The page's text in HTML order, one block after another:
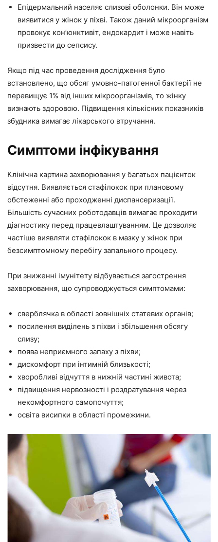
Епідермальний населяє слизові оболонки. Він може
виявитися у жінок у піхві. Також даний мікроорганізм
провокує кон’юнктивіт, ендокардит і може навіть
призвести до сепсису.
Якщо під час проведення дослідження було
встановлено, що обсяг умовно-патогенної бактерії не
перевищує 1% від інших мікроорганізмів, то жінку
визнають здоровою. Підвищення кількісних показників
збудника вимагає лікарського втручання.
Симптоми інфікування
Клінічна картина захворювання у багатьох пацієнток
відсутня. Виявляється стафілокок при плановому
обстеженні або проходженні диспансеризації.
Більшість сучасних роботодавців вимагає проходити
діагностику перед працевлаштуванням. Це дозволяє
частіше виявляти стафілокок в мазку у жінок при
безсимптомному перебігу запального процесу.
При зниженні імунітету відбувається загострення
захворювання, що супроводжується симптомами:
сверблячка в області зовнішніх статевих органів;
посилення виділень з піхви і збільшення обсягу
слизу;
поява неприємного запаху з піхви;
дискомфорт при інтимній близькості;
хворобливі відчуття в нижній частині живота;
підвищення нервозності і роздратування через
некомфортного самопочуття;
освіта висипки в області промежини.